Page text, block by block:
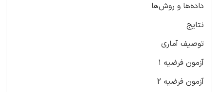
داده‌ها و روش‌ها
نتایج
توصیف آماری
آزمون فرضیه 1
آزمون فرضیه 2